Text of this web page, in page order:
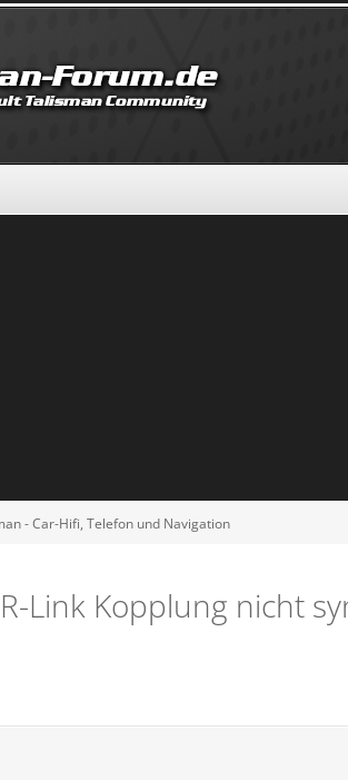
- Car-Hifi, Telefon und Navigation
Link Kopplung nicht